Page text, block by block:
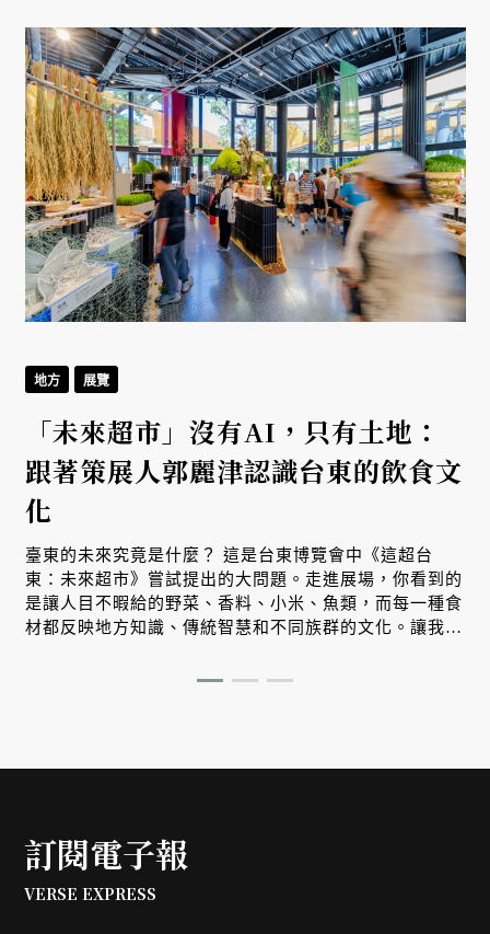
地方 展覽
「未來超市」沒有AI，只有土地：
跟著策展人郭麗津認識台東的飲食文
化
臺東的未來究竟是什麼？ 這是台東博覽會中《這超台
東：未來超市》嘗試提出的大問題。走進展場，你看到的
是讓人目不暇給的野菜、香料、小米、魚類，而每一種食
材都反映地方知識、傳統智慧和不同族群的文化。讓我們
訂閱電子報
VERSE EXPRESS